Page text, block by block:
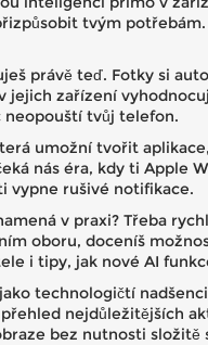
tvým
právě teď. Fotky si
zařízení
neopouští tvůj telefon.
umožní tvořit
nás éra, kdy ti Apple
vypne rušivé notifikace.
v praxi? Třeba
oboru, doceníš
i tipy, jak nové AI
technologičtí
nejdůležitějších
bez nutnosti